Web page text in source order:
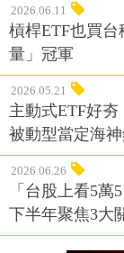
2026.06.11
槓桿ETF也買
量」冠軍
2026.05.21
主動式ETF好
被動型當定海
2026.06.26
「台股上看5
下半年聚焦3大